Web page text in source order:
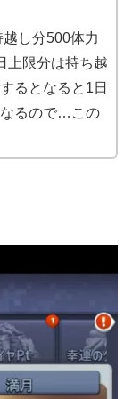
し分500体力
上限分は持ち越
るとなると1日
るので…この